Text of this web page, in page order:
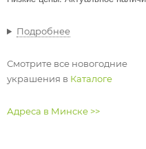
Подробнее
Смотрите все новогодние
украшения в Каталоге
Адреса в Минске >>